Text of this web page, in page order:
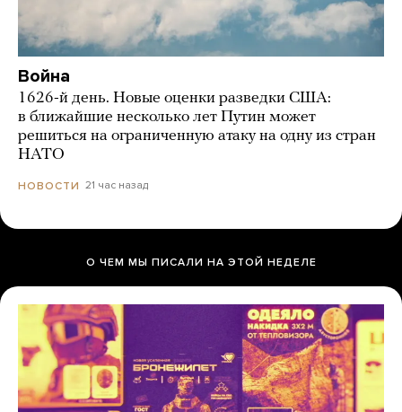
Война
1626-й день. Новые оценки разведки США:
в ближайшие несколько лет Путин может
решиться на ограниченную атаку на одну из стран
НАТО
НОВОСТИ 21 час назад
О ЧЕМ МЫ ПИСАЛИ НА ЭТОЙ НЕДЕЛЕ